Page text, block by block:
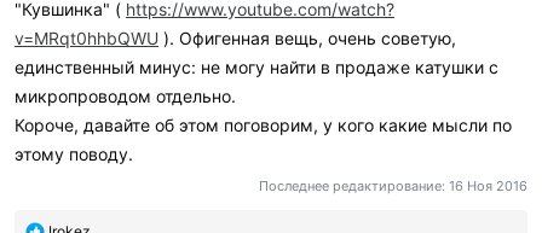
"Кувшинка" ( https://www.youtube.com/watch?
v=MRqt0hhbQWU ). Офигенная вещь, очень советую,
единственный минус: не могу найти в продаже катушки с
микропроводом отдельно.
Короче, давайте об этом поговорим, у кого какие мысли по
этому поводу.
Последнее редактирование: 16 Ноя 2016
П